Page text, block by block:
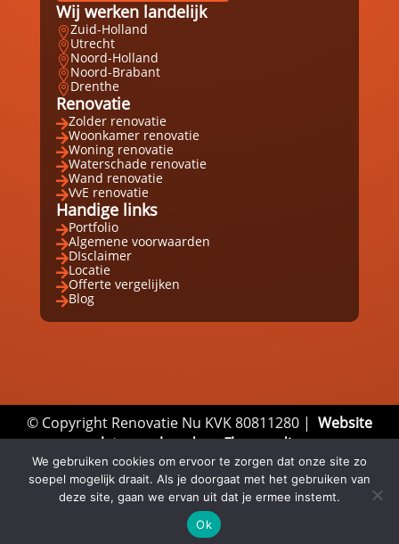
Wij werken landelijk
Zuid-Holland
Utrecht
Noord-Holland
Noord-Brabant
Drenthe
Renovatie
Zolder renovatie
Woonkamer renovatie
Woning renovatie
Waterschade renovatie
Wand renovatie
VvE renovatie
Handige links
Portfolio
Algemene voorwaarden
DIsclaimer
Locatie
Offerte vergelijken
Blog
© Copyright Renovatie Nu KVK 80811280 | Website
laten maken door Flexamedia
Privacyverklaring|Disclaimer| Algemene
Voorwaarden
Whatsapp
We gebruiken cookies om ervoor te zorgen dat onze site zo
soepel mogelijk draait. Als je doorgaat met het gebruiken van
deze site, gaan we ervan uit dat je ermee instemt.
Ok